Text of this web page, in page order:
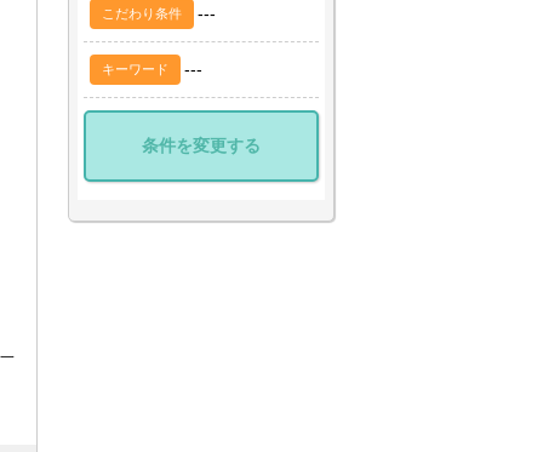
こだわり条件 ---
キーワード ---
条件を変更する